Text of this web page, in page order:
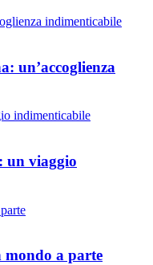
indimenticabile
un’accoglienza
indimenticabile
un viaggio
a parte